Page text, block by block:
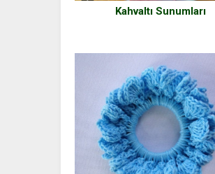
Kahvaltı Sunumları